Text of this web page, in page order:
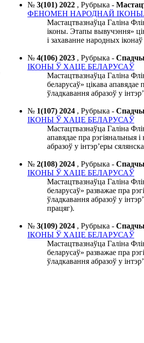
№ 3(101) 2022 , Рубрыка -
ФЕНОМЕН НАРОДНАЙ
Мастацтвазнаўца Галіна
іконы. Этапы вывучэння»
і захаванне народных
№ 4(106) 2023 , Рубрыка -
ІКОНЫ Ў ХАЦЕ БЕЛАРУСАЎ
Мастацтвазнаўца Галіна
беларусаў» цікава апавядае
ўладкавання абразоў у
№ 1(107) 2024 , Рубрыка -
ІКОНЫ Ў ХАЦЕ БЕЛАРУСАЎ
Мастацтвазнаўца Галіна
апавядае пра рэгіянальныя
абразоў у інтэр’еры
№ 2(108) 2024 , Рубрыка -
ІКОНЫ Ў ХАЦЕ БЕЛАРУСАЎ
Мастацтвазнаўца Галіна
беларусаў» разважае пра
ўладкавання абразоў у
працяг).
№ 3(109) 2024 , Рубрыка -
ІКОНЫ Ў ХАЦЕ БЕЛАРУСАЎ
Мастацтвазнаўца Галіна
беларусаў» разважае пра
ўладкавання абразоў у